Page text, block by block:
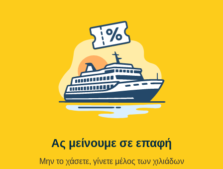
Ας μείνουμε σε επαφή
Μην το χάσετε, γίνετε μέλος των χιλιάδων